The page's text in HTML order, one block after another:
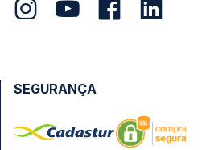
SEGURANÇA